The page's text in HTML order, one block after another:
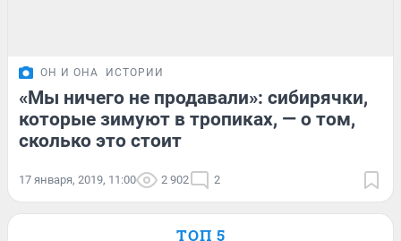
ОН И ОНА ИСТОРИИ
«Мы ничего не продавали»: сибирячки,
которые зимуют в тропиках, — о том,
сколько это стоит
17 января, 2019, 11:00 2 902 2
ТОП 5